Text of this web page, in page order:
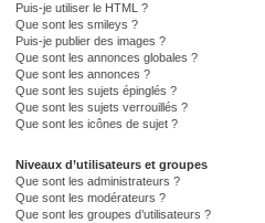
Puis-je utiliser le HTML ?
Que sont les smileys ?
Puis-je publier des images ?
Que sont les annonces globales ?
Que sont les annonces ?
Que sont les sujets épinglés ?
Que sont les sujets verrouillés ?
Que sont les icônes de sujet ?
Niveaux d’utilisateurs et groupes
Que sont les administrateurs ?
Que sont les modérateurs ?
Que sont les groupes d’utilisateurs ?